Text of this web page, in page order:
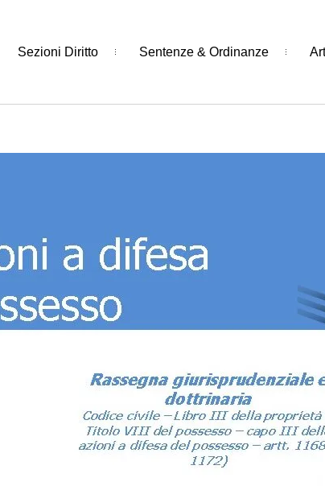
Sezioni Diritto Sentenze & Ordinanze